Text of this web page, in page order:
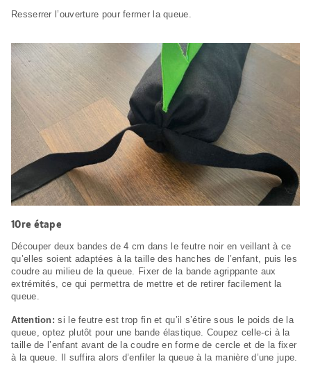
Resserrer l’ouverture pour fermer la queue.
10re étape
Découper deux bandes de 4 cm dans le feutre noir en veillant à ce
qu’elles soient adaptées à la taille des hanches de l’enfant, puis les
coudre au milieu de la queue. Fixer de la bande agrippante aux
extrémités, ce qui permettra de mettre et de retirer facilement la
queue.
Attention: si le feutre est trop fin et qu’il s’étire sous le poids de la
queue, optez plutôt pour une bande élastique. Coupez celle-ci à la
taille de l’enfant avant de la coudre en forme de cercle et de la fixer
à la queue. Il suffira alors d’enfiler la queue à la manière d’une jupe.